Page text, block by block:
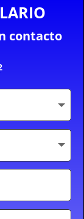
contacto